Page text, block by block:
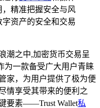
精准把握安全与风
资产的安全和交易
潮之中,加密货币交易呈
为一款备受广大用户青睐
家，为用户提供了极为便
情享受其带来的便利之
要素——Trust Wallet私